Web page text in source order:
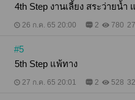
4th Step งานเลี้ยง สระว่
26 ก.ค. 65 20:00 2 780
#5
5th Step แพ้ทาง
27 ก.ค. 65 20:01 2 528